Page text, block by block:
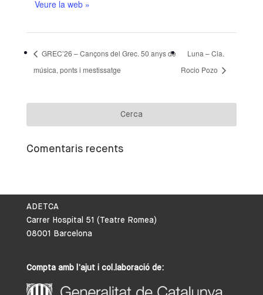
Veure la web »
GREC’26 – Cançons del Grec. 50 anys de
música, ponts i mestissatge
Luna – Cia.
Rocio Pozo
Comentaris recents
ADETCA
Carrer Hospital 51 (Teatre Romea)
08001 Barcelona
Compta amb l’ajut i col.laboració de: